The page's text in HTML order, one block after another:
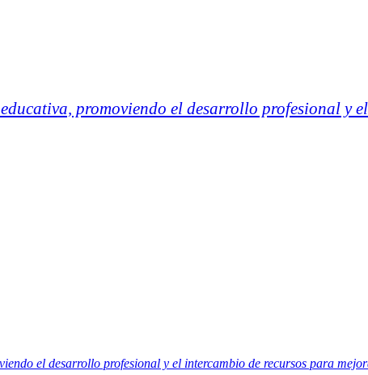
promoviendo el desarrollo profesional y
el desarrollo profesional y el intercambio de recursos para